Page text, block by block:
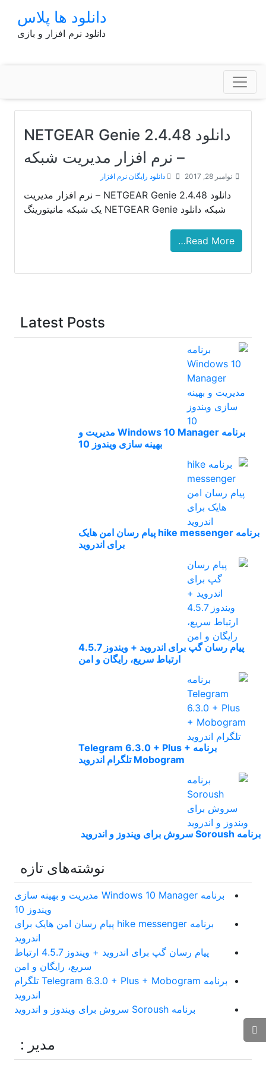
دانلود ها پلاس
دانلود نرم افزار و بازی
دانلود NETGEAR Genie 2.4.48
– نرم افزار مدیریت شبکه
نوامبر 28, 2017 دانلود رایگان نرم افزار
دانلود NETGEAR Genie 2.4.48 – نرم افزار مدیریت
شبکه دانلود NETGEAR Genie یک شبکه مانیتورینگ
Read More…
Latest Posts
برنامه Windows 10 Manager مدیریت و
بهینه سازی ویندوز 10
برنامه hike messenger پیام‌ رسان‌ امن هایک
برای اندروید
پیام رسان گپ برای اندروید + ویندوز 4.5.7
ارتباط سریع، رایگان و امن
برنامه Telegram 6.3.0 + Plus +
Mobogram تلگرام اندروید
برنامه Soroush سروش برای ویندوز و اندروید
نوشته‌های تازه
برنامه Windows 10 Manager مدیریت و بهینه سازی
ویندوز 10
برنامه hike messenger پیام‌ رسان‌ امن هایک برای
اندروید
پیام رسان گپ برای اندروید + ویندوز 4.5.7 ارتباط
سریع، رایگان و امن
برنامه Telegram 6.3.0 + Plus + Mobogram تلگرام
اندروید
برنامه Soroush سروش برای ویندوز و اندروید
مدیر :